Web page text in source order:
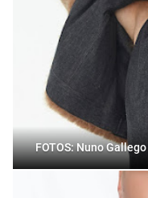
FOTOS: Nuno